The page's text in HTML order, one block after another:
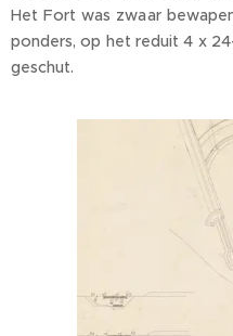
Het Fort was zwaar
ponders, op het reduit 4 x
geschut.